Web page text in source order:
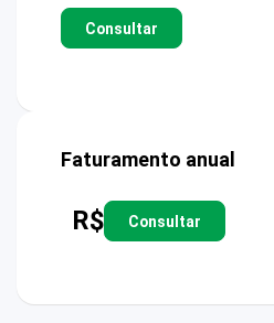
Consultar
Faturamento anual
R$ Consultar